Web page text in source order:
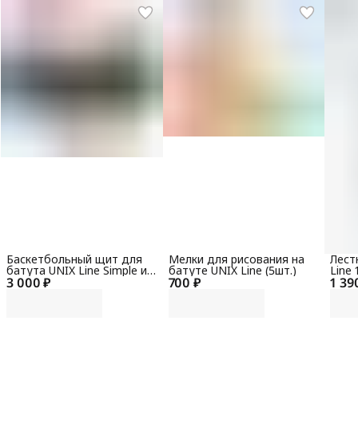
3 000 ₽
Баскетбольный щит для
батута UNIX Line Simple и
Классик / Classic 700 ₽
Мелки для рисования на
батуте UNIX Line (5шт.)
1
Line
488